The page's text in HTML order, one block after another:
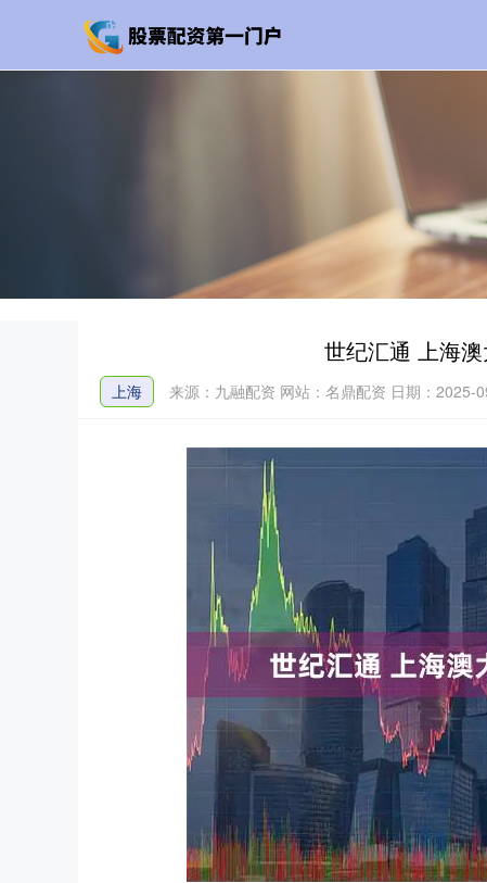
世纪汇通 上海
上海 来源：九融配资 网站：名鼎配资 日期：2025-